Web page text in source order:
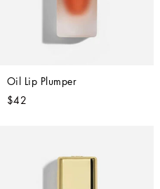
Oil Lip Plumper
$42